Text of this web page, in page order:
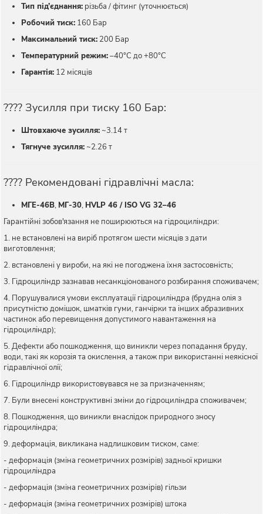
Тип під’єднання: різьба / фітинг (уточнюється)
Робочий тиск: 160 Бар
Максимальний тиск: 200 Бар
Температурний режим:–40°C до +80°C
Гарантія: 12 місяців
???? Зусилля при тиску 160 Бар:
Штовхаюче зусилля: ~3.14 т
Тягнуче зусилля: ~2.26 т
???? Рекомендовані гідравлічні масла:
МГЕ-46В, МГ-30, HVLP 46 / ISO VG 32–46
Гарантійні зобов'язання не поширюються на гідроциліндри:
1. не встановлені на виріб протягом шести місяців з дати
виготовлення;
2. встановлені у вироби, на які не погоджена їхня застосовність;
3. Гідроциліндр зазнавав несанкціонованого розбирання споживачем;
4. Порушувалися умови експлуатації гідроциліндра (брудна олія з
присутністю домішок, шматків гуми, ганчірки та інших абразивних
частинок або перевищення допустимого навантаження на
гідроциліндр);
5. Дефекти або пошкодження, що виникли через попадання бруду,
води, такі як корозія та окислення, а також при використанні неякісної
гідравлічної олії;
6. Гідроциліндр використовувався не за призначенням;
7. Були внесені конструктивні зміни до гідроциліндра споживачем;
8. Пошкодження, що виникли внаслідок природного зносу
гідроциліндра;
9. деформація, викликана надлишковим тиском, саме:
- деформація (зміна геометричних розмірів) задньої кришки
гідроциліндра
- деформація (зміна геометричних розмірів) гільзи
- деформація (зміна геометричних розмірів) штока